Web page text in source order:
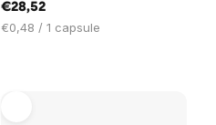
€28,52
Cijena
€0,48 / 1 capsule